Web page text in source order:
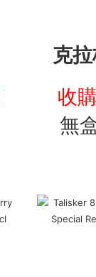
克
收
無